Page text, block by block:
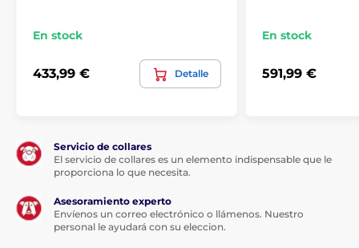
El collar ajustable es suave y cómodo para
tamaño del receptor, se recomienda para perros a
partir de 15 kg. Cómodopara un contorno de cuello
de 20 – 60 cm.
Peso y dimensiones:
En stock
433,99 € Detalle
En stock
591,99 €
Servicio de collares
El servicio de collares es un elemento indispensable que le
proporciona lo que necesita.
Asesoramiento experto
Envíenos un correo electrónico o llámenos. Nuestro
personal le ayudará con su eleccion.